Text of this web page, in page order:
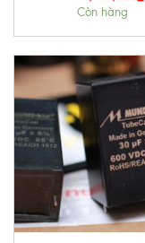
Còn hàng